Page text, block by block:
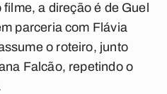
a direção é de Guel
parceria com Flávia
o roteiro, junto
Falcão, repetindo o